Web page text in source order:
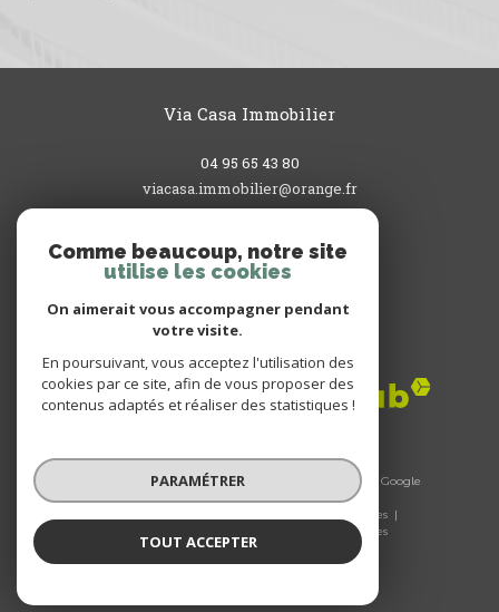
Via Casa Immobilier
04 95 65 43 80
viacasa.immobilier@orange.fr
3, rue du Commandant L'Herminier
bastia
© 2026 | Tous droits réservés | Traduction powered by Google
|
Mentions légales
Cookies
Comme beaucoup, notre site
utilise les cookies
On aimerait vous accompagner pendant
votre visite.
En poursuivant, vous acceptez l'utilisation des
cookies par ce site, afin de vous proposer des
contenus adaptés et réaliser des statistiques !
PARAMÉTRER
TOUT ACCEPTER